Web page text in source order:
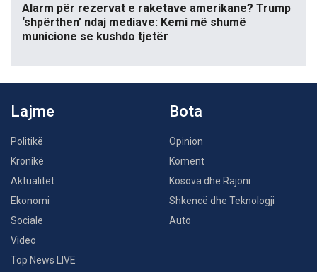
Alarm për rezervat e raketave amerikane? Trump
‘shpërthen’ ndaj mediave: Kemi më shumë
municione se kushdo tjetër
Lajme
Politikë
Kronikë
Aktualitet
Ekonomi
Sociale
Video
Top News LIVE
Bota
Opinion
Koment
Kosova dhe Rajoni
Shkencë dhe Teknologji
Auto